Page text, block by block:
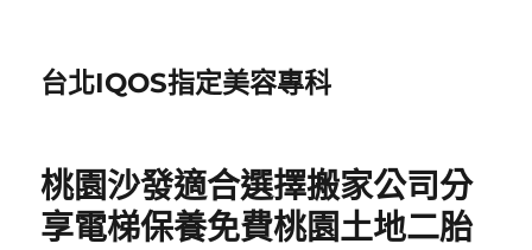
台北IQOS指定美容專科
桃園沙發適合選擇搬家公司分
享電梯保養免費桃園土地二胎